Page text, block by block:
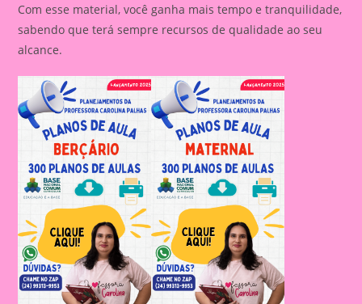
Com esse material, você ganha mais tempo e tranquilidade,
sabendo que terá sempre recursos de qualidade ao seu
alcance.